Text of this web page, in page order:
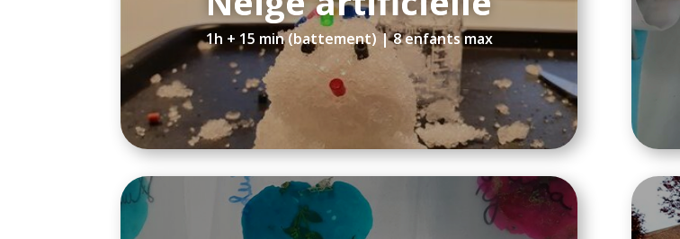
1h + 15 min (battement) | 8 enfants max